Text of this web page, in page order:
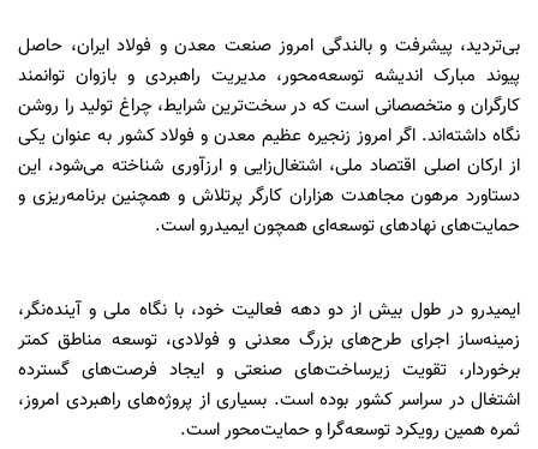
بی‌تردید، پیشرفت و بالندگی امروز صنعت معدن و فولاد ایران، حاصل
پیوند مبارک اندیشه توسعه‌محور، مدیریت راهبردی و بازوان توانمند
کارگران و متخصصانی است که در سخت‌ترین شرایط، چراغ تولید را روشن
نگاه داشته‌اند. اگر امروز زنجیره عظیم معدن و فولاد کشور به عنوان یکی
از ارکان اصلی اقتصاد ملی، اشتغال‌زایی و ارزآوری شناخته می‌شود، این
دستاورد مرهون مجاهدت هزاران کارگر پرتلاش و همچنین برنامه‌ریزی و
حمایت‌های نهادهای توسعه‌ای همچون ایمیدرو است.
ایمیدرو در طول بیش از دو دهه فعالیت خود، با نگاه ملی و آینده‌نگر،
زمینه‌ساز اجرای طرح‌های بزرگ معدنی و فولادی، توسعه مناطق کمتر
برخوردار، تقویت زیرساخت‌های صنعتی و ایجاد فرصت‌های گسترده
اشتغال در سراسر کشور بوده است. بسیاری از پروژه‌های راهبردی امروز،
ثمره همین رویکرد توسعه‌گرا و حمایت‌محور است.